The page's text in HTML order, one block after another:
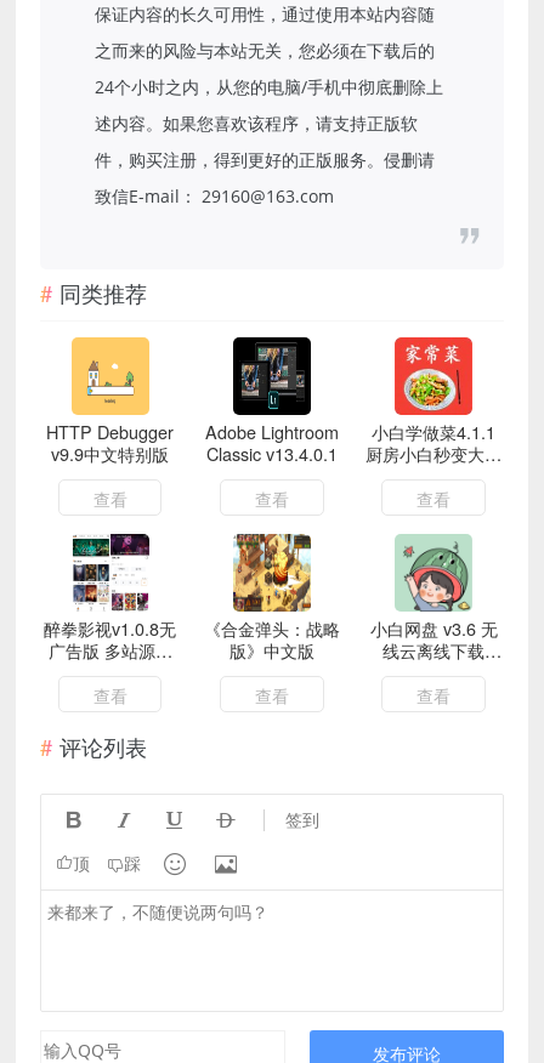
保证内容的长久可用性，通过使用本站内容随
之而来的风险与本站无关，您必须在下载后的
24个小时之内，从您的电脑/手机中彻底删除上
述内容。如果您喜欢该程序，请支持正版软
件，购买注册，得到更好的正版服务。侵删请
致信E-mail： 29160@163.com
同类推荐
HTTP Debugger
v9.9中文特别版
查看
Adobe Lightroom
Classic v13.4.0.1
查看
小白学做菜4.1.1
厨房小白秒变大厨
免费无广告
查看
醉拳影视v1.0.8无
广告版 多站源追
剧APP
查看
《合金弹头：战略
版》中文版
查看
小白网盘 v3.6 无
线云离线下载
10m/s
查看
评论列表
    签到
顶 踩  
发布评论